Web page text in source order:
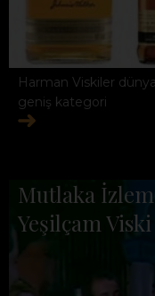
Harman Viskiler
geniş kategori
Mutlaka
Yeşilçam